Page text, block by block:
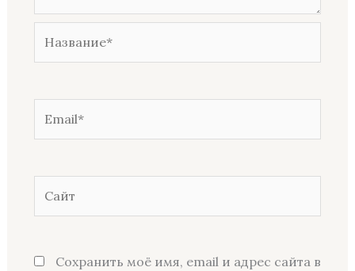
Сохранить моё имя, email и адрес сайта в